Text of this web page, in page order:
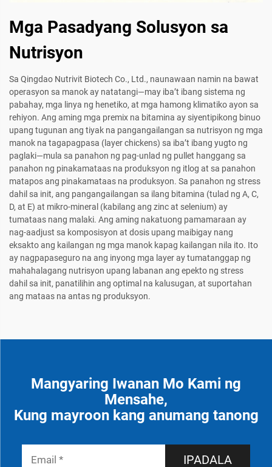
Mga Pasadyang Solusyon sa
Nutrisyon
Sa Qingdao Nutrivit Biotech Co., Ltd., naunawaan namin na bawat
operasyon sa manok ay natatangi—may iba’t ibang sistema ng
pabahay, mga linya ng henetiko, at mga hamong klimatiko ayon sa
rehiyon. Ang aming mga premix na bitamina ay siyentipikong binuo
upang tugunan ang tiyak na pangangailangan sa nutrisyon ng mga
manok na tagapagpasa (layer chickens) sa iba’t ibang yugto ng
paglaki—mula sa panahon ng pag-unlad ng pullet hanggang sa
panahon ng pinakamataas na produksyon ng itlog at sa panahon
matapos ang pinakamataas na produksyon. Sa panahon ng stress
dahil sa init, ang pangangailangan sa ilang bitamina (tulad ng A, C,
D, at E) at mikro-mineral (kabilang ang zinc at selenium) ay
tumataas nang malaki. Ang aming nakatuong pamamaraan ay
nag-aadjust sa komposisyon at dosis upang maibigay nang
eksakto ang kailangan ng mga manok kapag kailangan nila ito. Ito
ay nagpapaseguro na ang inyong mga layer ay tumatanggap ng
mahahalagang nutrisyon upang labanan ang epekto ng stress
dahil sa init, panatilihin ang optimal na kalusugan, at suportahan
ang mataas na antas ng produksyon.
Mangyaring Iwanan Mo Kami ng
Mensahe,
Kung mayroon kang anumang tanong
IPADALA